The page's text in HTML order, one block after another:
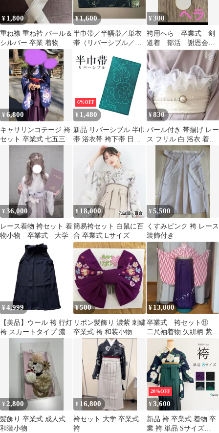
¥ 1,800
重ね襟 重ね衿 パール＆
シルバー 卒業 着物
¥1,600
半巾帯／半幅帯／単衣
帯（リバーシブル／黒
メ）浴衣 卒業式／袴
¥300
袴用へら 卒業式 剣
道着 部活 謝恩会
男女兼用 コスプレ
新品 未使用
¥6,800
キャサリンコテージ 袴
セット 卒業式 七五三
6%OFF
¥ 1,480
新品 リバーシブル 半巾
帯 浴衣帯 袴下帯 日本
製 着物帯 単衣帯 半幅
帯 ゆかた 袴 卒業袴 卒
業式 No.58
¥830
パール付き 帯揚げ レー
ス フリル 白 浴衣 着物
振袖 袴 お祭り 夏祭り
¥36,000
レース着物 袴セット 着
物小物 卒業式 大学
¥ 18,000
簡易袴セット 白鼠に百
合 卒業式 Lサイズ
¥5,500
くすみピンク 袴 レース
装飾付き
¥ 4,999
【美品】ウール 袴 行灯
袴 スカートタイプ 濃紺
色 無地 紐下92cm 卒業
¥500
リボン髪飾り 濃紫 刺繍
卒業式 袴 和装小物
¥ 13,000
卒業式 袴セット⑪
二尺袖着物 矢絣柄 紫袴
刺繍入り
¥2,800
髪飾り 卒業式 成人式
和装小物
¥ 16,800
袴セット 大学 卒業式
袴
20%OFF
¥3,600
新品 袴 卒業式 着物 卒
業 袴 単品 Sサイズ